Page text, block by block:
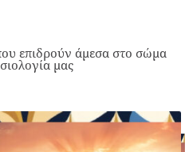
επιδρούν άμεσα στο σώμα
μας